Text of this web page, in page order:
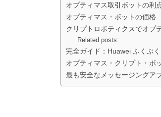
オプティマス取引ボットの利
オプティマス・ボットの価格
クリプトロボティクスでオプ
Related posts:
完全ガイド：Huawei ふくぶ
オプティマス・クリプト・ボ
最も安全なメッセージングア